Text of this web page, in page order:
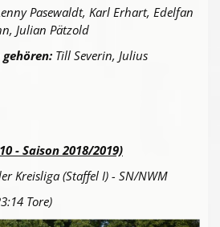
Pasewaldt, Karl Erhart, Edelfan
Julian Pätzold
Till Severin, Julius
- Saison 2018/2019)
Kreisliga (Staffel I) - SN/NWM
Tore)